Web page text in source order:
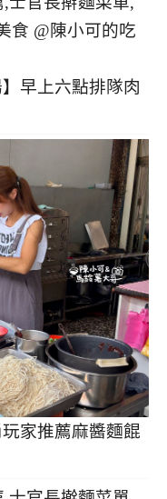
早上六點排隊肉
家推薦麻醬麵餛